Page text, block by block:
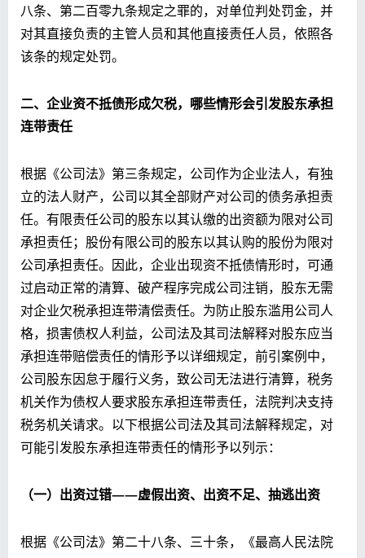
八条、第二百零九条规定之罪的，对单位判处罚金，并
对其直接负责的主管人员和其他直接责任人员，依照各
该条的规定处罚。
二、企业资不抵债形成欠税，哪些情形会引发股东承担
连带责任
根据《公司法》第三条规定，公司作为企业法人，有独
立的法人财产，公司以其全部财产对公司的债务承担责
任。有限责任公司的股东以其认缴的出资额为限对公司
承担责任；股份有限公司的股东以其认购的股份为限对
公司承担责任。因此，企业出现资不抵债情形时，可通
过启动正常的清算、破产程序完成公司注销，股东无需
对企业欠税承担连带清偿责任。为防止股东滥用公司人
格，损害债权人利益，公司法及其司法解释对股东应当
承担连带赔偿责任的情形予以详细规定，前引案例中，
公司股东因怠于履行义务，致公司无法进行清算，税务
机关作为债权人要求股东承担连带责任，法院判决支持
税务机关请求。以下根据公司法及其司法解释规定，对
可能引发股东承担连带责任的情形予以列示：
（一）出资过错——虚假出资、出资不足、抽逃出资
根据《公司法》第二十八条、三十条，《最高人民法院